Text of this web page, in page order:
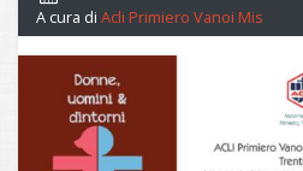
A cura di Acli Primiero Vanoi Mis